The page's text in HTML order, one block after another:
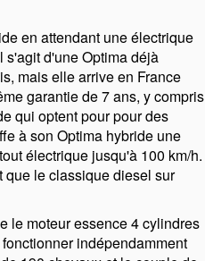
en attendant une électrique
d'une Optima déjà
mais elle arrive en France
garantie de 7 ans, y compris
qui optent pour pour des
à son Optima hybride une
électrique jusqu'à 100 km/h.
que le classique diesel sur
le moteur essence 4 cylindres
indépendamment